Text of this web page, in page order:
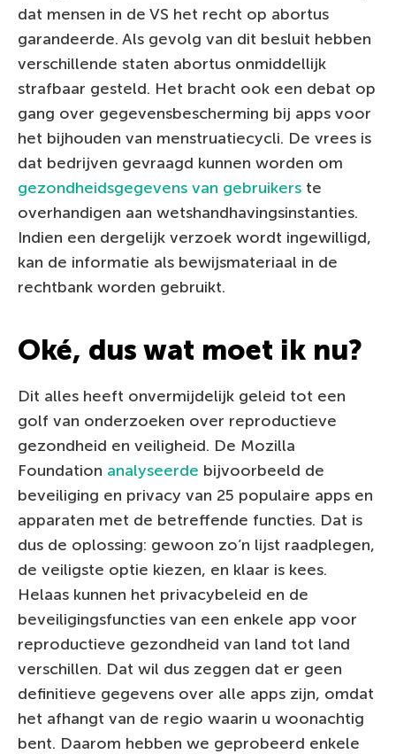
dat mensen in de VS het recht op abortus
garandeerde. Als gevolg van dit besluit hebben
verschillende staten abortus onmiddellijk
strafbaar gesteld. Het bracht ook een debat op
gang over gegevensbescherming bij apps voor
het bijhouden van menstruatiecycli. De vrees is
dat bedrijven gevraagd kunnen worden om
gezondheidsgegevens van gebruikers te
overhandigen aan wetshandhavingsinstanties.
Indien een dergelijk verzoek wordt ingewilligd,
kan de informatie als bewijsmateriaal in de
rechtbank worden gebruikt.
Oké, dus wat moet ik nu?
Dit alles heeft onvermijdelijk geleid tot een
golf van onderzoeken over reproductieve
gezondheid en veiligheid. De Mozilla
Foundation analyseerde bijvoorbeeld de
beveiliging en privacy van 25 populaire apps en
apparaten met de betreffende functies. Dat is
dus de oplossing: gewoon zo’n lijst raadplegen,
de veiligste optie kiezen, en klaar is kees.
Helaas kunnen het privacybeleid en de
beveiligingsfuncties van een enkele app voor
reproductieve gezondheid van land tot land
verschillen. Dat wil dus zeggen dat er geen
definitieve gegevens over alle apps zijn, omdat
het afhangt van de regio waarin u woonachtig
bent. Daarom hebben we geprobeerd enkele